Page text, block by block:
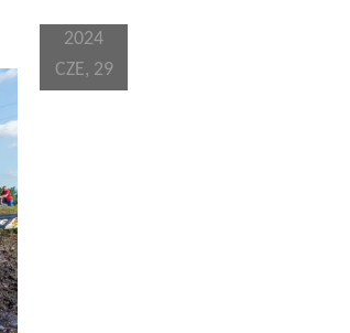
2024
CZE, 29